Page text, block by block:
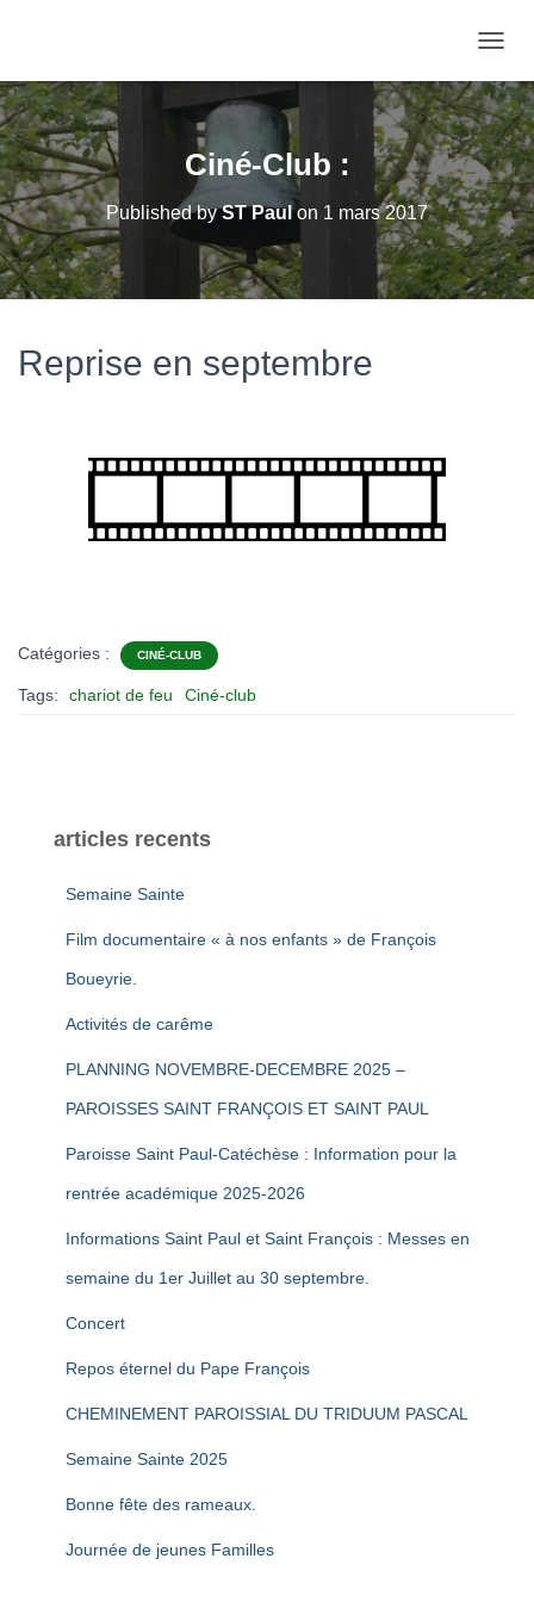
Ciné-Club :
Published byST Paulon 1 mars 2017
Reprise en septembre
Catégories : CINÉ-CLUB
Tags: chariot de feu Ciné-club
articles recents
Semaine Sainte
Film documentaire « à nos enfants » de François
Boueyrie.
Activités de carême
PLANNING NOVEMBRE-DECEMBRE 2025 –
PAROISSES SAINT FRANÇOIS ET SAINT PAUL
Paroisse Saint Paul-Catéchèse : Information pour la
rentrée académique 2025-2026
Informations Saint Paul et Saint François : Messes en
semaine du 1er Juillet au 30 septembre.
Concert
Repos éternel du Pape François
CHEMINEMENT PAROISSIAL DU TRIDUUM PASCAL
Semaine Sainte 2025
Bonne fête des rameaux.
Journée de jeunes Familles